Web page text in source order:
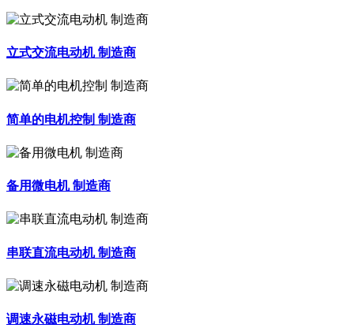
立式交流电动机 制造商
简单的电机控制 制造商
备用微电机 制造商
串联直流电动机 制造商
调速永磁电动机 制造商